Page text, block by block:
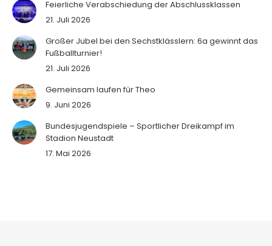
Feierliche Verabschiedung der Abschlussklassen
21. Juli 2026
Großer Jubel bei den Sechstklässlern: 6a gewinnt das
Fußballturnier!
21. Juli 2026
Gemeinsam laufen für Theo
9. Juni 2026
Bundesjugendspiele – Sportlicher Dreikampf im
Stadion Neustadt
17. Mai 2026